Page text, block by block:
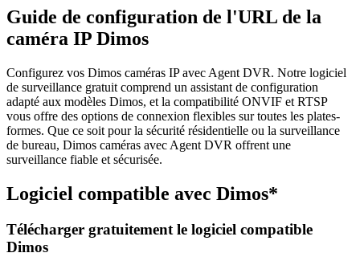
Guide de configuration de l'URL de la
caméra IP Dimos
Configurez vos Dimos caméras IP avec Agent DVR. Notre logiciel
de surveillance gratuit comprend un assistant de configuration
adapté aux modèles Dimos, et la compatibilité ONVIF et RTSP
vous offre des options de connexion flexibles sur toutes les plates-
formes. Que ce soit pour la sécurité résidentielle ou la surveillance
de bureau, Dimos caméras avec Agent DVR offrent une
surveillance fiable et sécurisée.
Logiciel compatible avec Dimos*
Télécharger gratuitement le logiciel compatible
Dimos